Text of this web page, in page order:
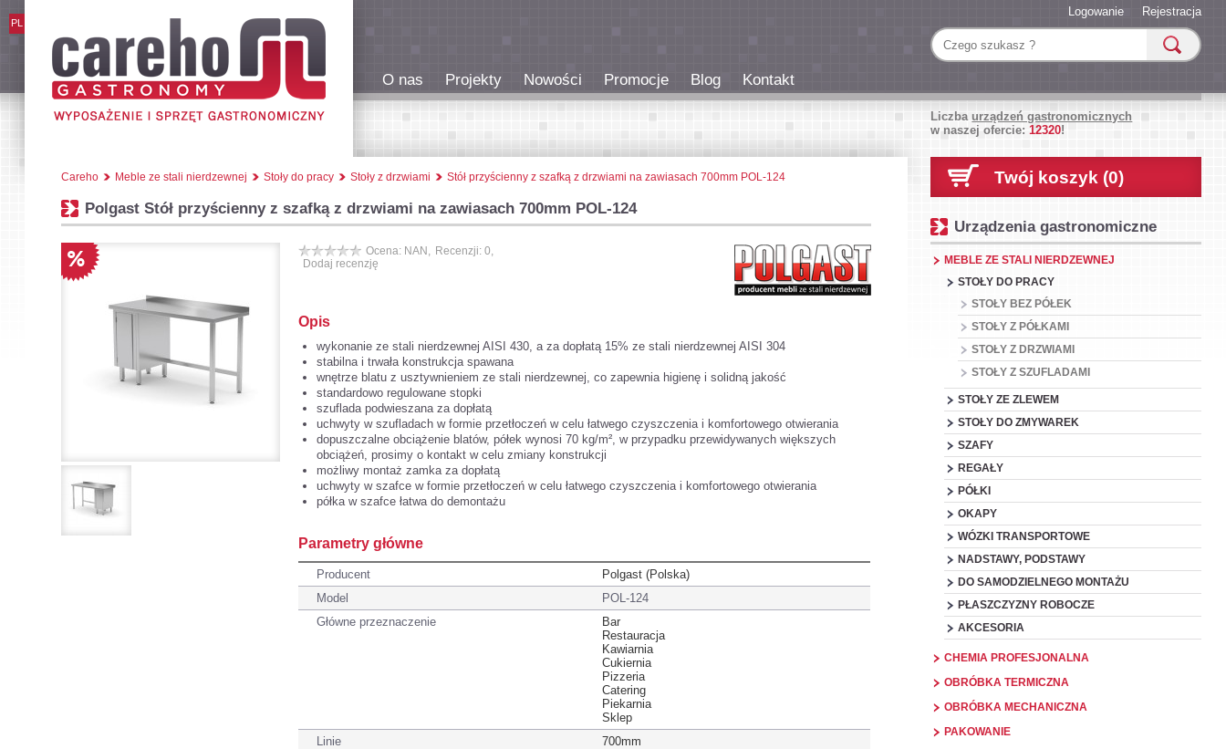
PL
Rejestracja
Logowanie
O nas Projekty Nowości Promocje Blog Kontakt
Liczbaurządzeń gastronomicznych
w naszej ofercie:12320!
Careho Meble ze stali nierdzewnej Stoły do pracy Stoły z drzwiami Stół przyścienny z szafką z drzwiami na zawiasach 700mm POL-124
Polgast Stół przyścienny z szafką z drzwiami na zawiasach 700mm POL-124
Ocena: NAN, Recenzji: 0,
Dodaj recenzję
Opis
wykonanie ze stali nierdzewnej AISI 430, a za dopłatą 15% ze stali nierdzewnej AISI 304
stabilna i trwała konstrukcja spawana
wnętrze blatu z usztywnieniem ze stali nierdzewnej, co zapewnia higienę i solidną jakość
standardowo regulowane stopki
szuflada podwieszana za dopłatą
uchwyty w szufladach w formie przetłoczeń w celu łatwego czyszczenia i komfortowego otwierania
dopuszczalne obciążenie blatów, półek wynosi 70 kg/m², w przypadku przewidywanych większych
obciążeń, prosimy o kontakt w celu zmiany konstrukcji
możliwy montaż zamka za dopłatą
uchwyty w szafce w formie przetłoczeń w celu łatwego czyszczenia i komfortowego otwierania
półka w szafce łatwa do demontażu
Parametry główne
Producent
Polgast (Polska)
Model
POL-124
Główne przeznaczenie
Bar
Restauracja
Kawiarnia
Cukiernia
Pizzeria
Catering
Piekarnia
Sklep
Linie
700mm
Twój koszyk (0)
Urządzenia gastronomiczne
MEBLE ZE STALI NIERDZEWNEJ
STOŁY DO PRACY
STOŁY BEZ PÓŁEK
STOŁY Z PÓŁKAMI
STOŁY Z DRZWIAMI
STOŁY Z SZUFLADAMI
STOŁY ZE ZLEWEM
STOŁY DO ZMYWAREK
SZAFY
REGAŁY
PÓŁKI
OKAPY
WÓZKI TRANSPORTOWE
NADSTAWY, PODSTAWY
DO SAMODZIELNEGO MONTAŻU
PŁASZCZYZNY ROBOCZE
AKCESORIA
CHEMIA PROFESJONALNA
OBRÓBKA TERMICZNA
OBRÓBKA MECHANICZNA
PAKOWANIE